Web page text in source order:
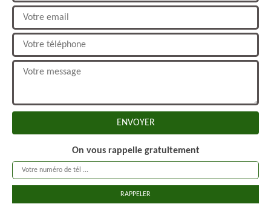
On vous rappelle gratuitement